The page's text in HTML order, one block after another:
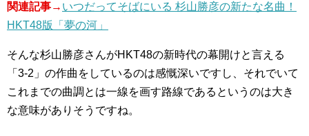
関連記事→ いつだってそばにいる 杉山勝彦の新たな名曲！
HKT48版「夢の河」
そんな杉山勝彦さんがHKT48の新時代の幕開けと言える
「3-2」の作曲をしているのは感慨深いですし、それでいて
これまでの曲調とは一線を画す路線であるというのは大き
な意味がありそうですね。